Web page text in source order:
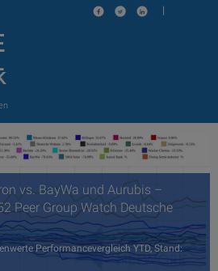
|
vs. BayWa und Aurubis –
Peer Group Watch Deutsche
Performancevergleich YTD, Stand: